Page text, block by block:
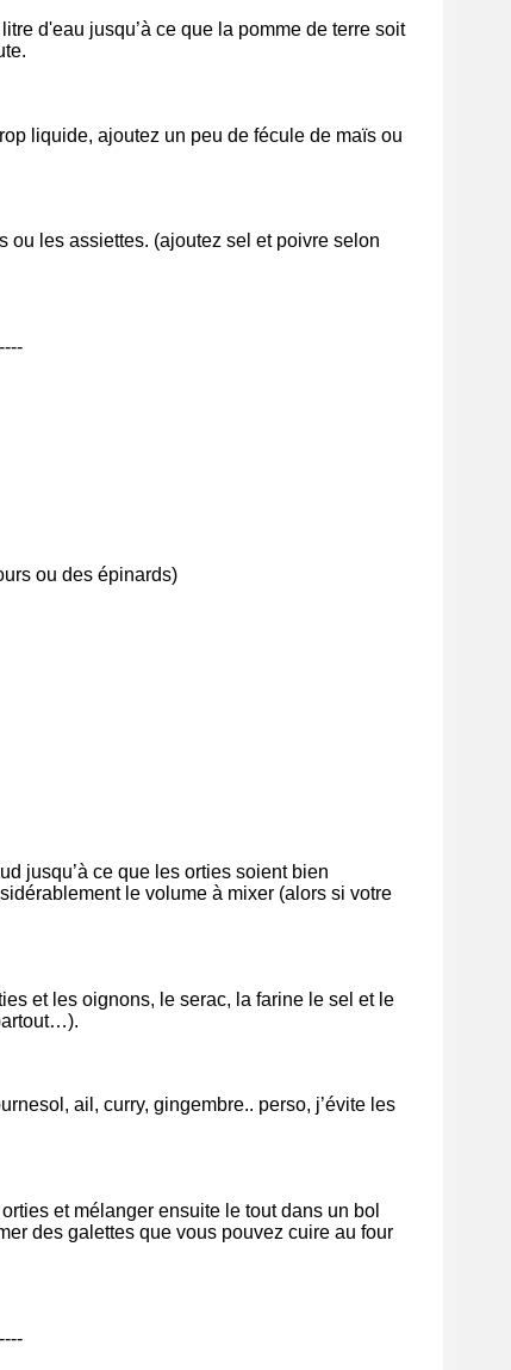
d'eau jusqu’à ce que la pomme de terre soit
liquide, ajoutez un peu de fécule de maïs ou
ou les assiettes. (ajoutez sel et poivre selon
ou des épinards)
jusqu’à ce que les orties soient bien
le volume à mixer (alors si votre
et les oignons, le serac, la farine le sel et le
ail, curry, gingembre.. perso, j’évite les
et mélanger ensuite le tout dans un bol
des galettes que vous pouvez cuire au four